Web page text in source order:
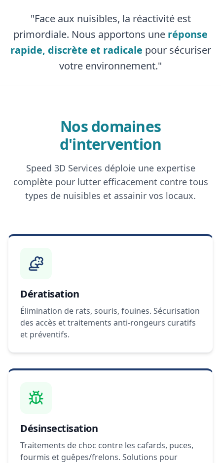
"Face aux nuisibles, la réactivité est
primordiale. Nous apportons une réponse
rapide, discrète et radicale pour sécuriser
votre environnement."
Nos domaines
d'intervention
Speed 3D Services déploie une expertise
complète pour lutter efficacement contre tous
types de nuisibles et assainir vos locaux.
Dératisation
Élimination de rats, souris, fouines. Sécurisation
des accès et traitements anti-rongeurs curatifs
et préventifs.
Désinsectisation
Traitements de choc contre les cafards, puces,
fourmis et guêpes/frelons. Solutions pour